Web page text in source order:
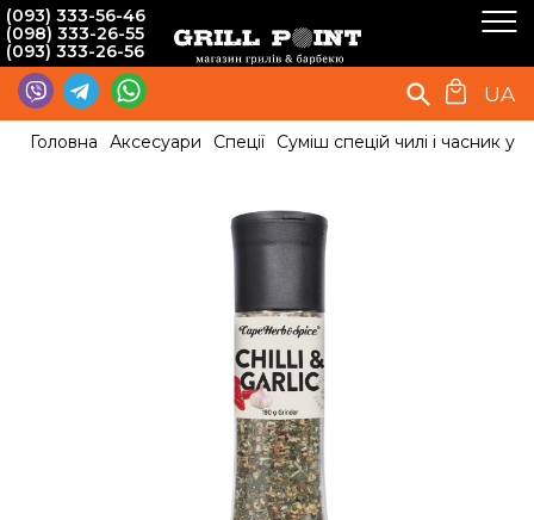
(093) 333-56-46
(098) 333-26-55
(093) 333-26-56
UA
Головна Аксесуари Спеції Суміш спецій чилі і часник у